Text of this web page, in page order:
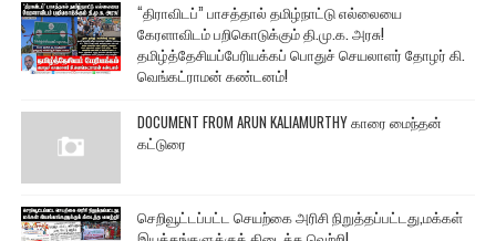
“திராவிடப்” பாசத்தால் தமிழ்நாட்டு எல்லையை
கேரளாவிடம் பறிகொடுக்கும் தி.மு.க. அரசு!
தமிழ்த்தேசியப்பேரியக்கப் பொதுச் செயலாளர் தோழர் கி.
வெங்கட்ராமன் கண்டனம்!
DOCUMENT FROM ARUN KALIAMURTHY காரை மைந்தன்
கட்டுரை
செறிவூட்டப்பட்ட செயற்கை அரிசி நிறுத்தப்பட்டது,மக்கள்